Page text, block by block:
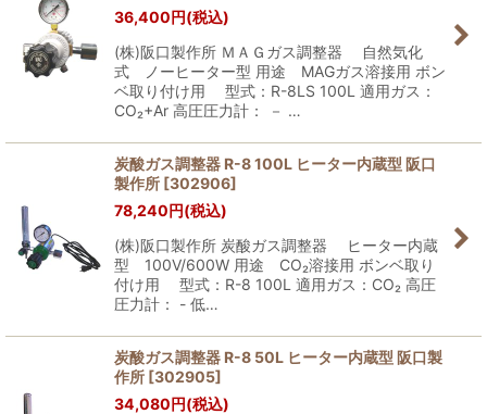
36,400円(税込)
(株)阪口製作所 ＭＡＧガス調整器 自然気化
式 ノーヒーター型 用途 MAGガス溶接用 ボン
ベ取り付け用 型式：R-8LS 100L 適用ガス：
CO₂+Ar 高圧圧力計： － …
炭酸ガス調整器 R-8 100L ヒーター内蔵型 阪口
製作所 [302906]
78,240円(税込)
(株)阪口製作所 炭酸ガス調整器 ヒーター内蔵
型 100V/600W 用途 CO₂溶接用 ボンベ取り
付け用 型式：R-8 100L 適用ガス：CO₂ 高圧
圧力計： - 低…
炭酸ガス調整器 R-8 50L ヒーター内蔵型 阪口製
作所 [302905]
34,080円(税込)